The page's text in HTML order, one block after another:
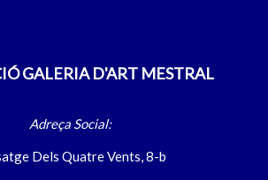
GALERIA D'ART MESTRAL
Adreça Social:
Dels Quatre Vents, 8-b